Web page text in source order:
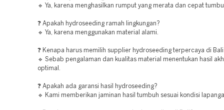
🔹 Ya, karena menghasilkan rumput yang merata dan cepat
❓ Apakah hydroseeding ramah lingkungan?
🔹 Ya, karena menggunakan material alami.
❓ Kenapa harus memilih supplier hydroseeding terpercaya di
🔹 Sebab pengalaman dan kualitas material menentukan hasil
optimal.
❓ Apakah ada garansi hasil hydroseeding?
🔹 Kami memberikan jaminan hasil tumbuh sesuai kondisi